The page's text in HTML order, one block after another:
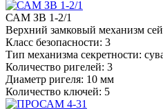
САМ ЗВ 1-2/1
Верхний замковый механизм
Класс безопасности: 3
Тип механизма секретности:
Количество ригелей: 3
Диаметр ригеля: 10 мм
Количество ключей: 5